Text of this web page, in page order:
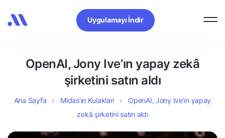
Uygulamayı İndir
OpenAI, Jony Ive’ın yapay zekâ
şirketini satın aldı
Ana Sayfa Midas’ın Kulakları
OpenAI, Jony Ive’ın yapay
zekâ şirketini satın aldı